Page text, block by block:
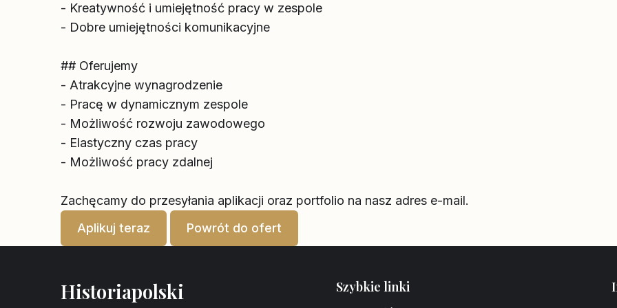
- Kreatywność i umiejętność pracy w zespole
- Dobre umiejętności komunikacyjne
## Oferujemy
- Atrakcyjne wynagrodzenie
- Pracę w dynamicznym zespole
- Możliwość rozwoju zawodowego
- Elastyczny czas pracy
- Możliwość pracy zdalnej
Zachęcamy do przesyłania aplikacji oraz portfolio na nasz adres e-mail.
Aplikuj teraz
Powrót do ofert
Historiapolski Szybkie linki